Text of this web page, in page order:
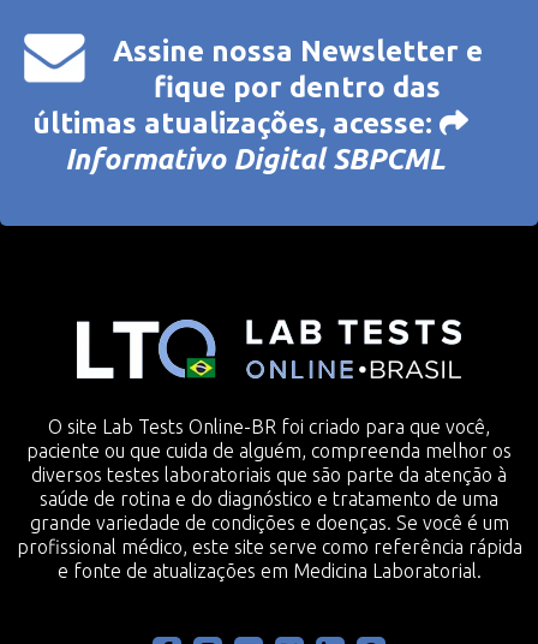
Assine nossa Newsletter e
fique por dentro das
últimas atualizações, acesse:
Informativo Digital SBPCML
O site Lab Tests Online-BR foi criado para que você,
paciente ou que cuida de alguém, compreenda melhor os
diversos testes laboratoriais que são parte da atenção à
saúde de rotina e do diagnóstico e tratamento de uma
grande variedade de condições e doenças. Se você é um
profissional médico, este site serve como referência rápida
e fonte de atualizações em Medicina Laboratorial.